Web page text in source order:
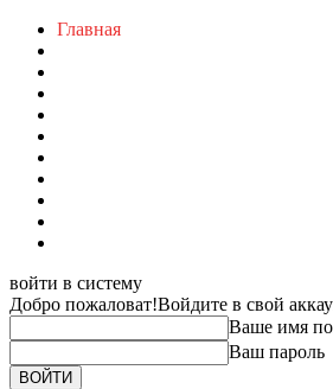
Главная
войти в систему
Добро пожаловат!Войдите в свой
Ваше имя
Ваш пароль